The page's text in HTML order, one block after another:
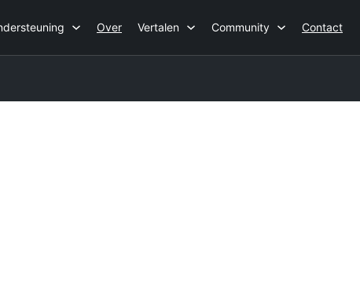
Over Vertalen Community Contact